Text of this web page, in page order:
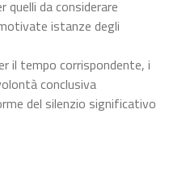
quelli da considerare
istanze degli
il tempo corrispondente, i
conclusiva
del silenzio significativo